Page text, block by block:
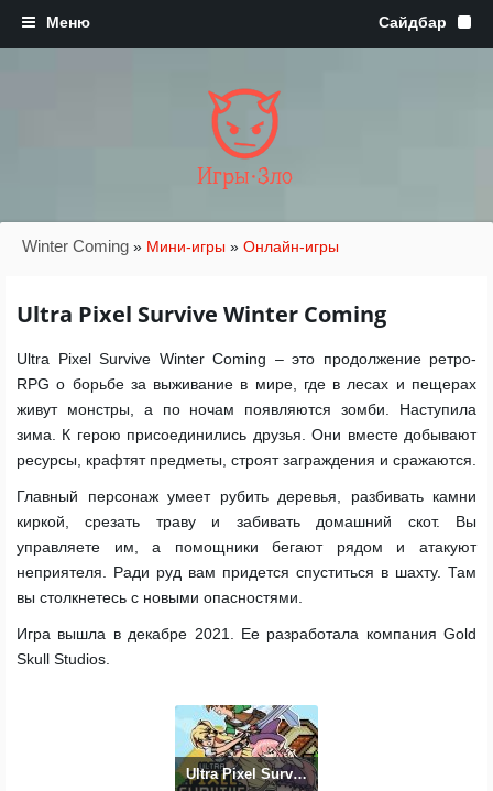
Игры·Зло
Winter Coming » Мини-игры » Онлайн-игры
Ultra Pixel Survive Winter Coming
Ultra Pixel Survive Winter Coming – это продолжение ретро-
RPG о борьбе за выживание в мире, где в лесах и пещерах
живут монстры, а по ночам появляются зомби. Наступила
зима. К герою присоединились друзья. Они вместе добывают
ресурсы, крафтят предметы, строят заграждения и сражаются.
Главный персонаж умеет рубить деревья, разбивать камни
киркой, срезать траву и забивать домашний скот. Вы
управляете им, а помощники бегают рядом и атакуют
неприятеля. Ради руд вам придется спуститься в шахту. Там
вы столкнетесь с новыми опасностями.
Игра вышла в декабре 2021. Ее разработала компания Gold
Skull Studios.
Ultra Pixel Survive